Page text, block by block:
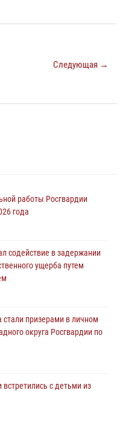
Следующая →
работы Росгвардии
года
содействие в задержании
ущерба путем
призерами в личном
округа Росгвардии по
с детьми из